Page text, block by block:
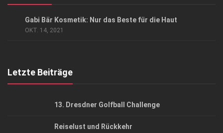
Gabi Bär Kosmetik: Nur das Beste für die Haut
OKT. 14, 2021
Letzte Beiträge
13. Dresdner Golfball Challenge
Reiselust und Rückkehr